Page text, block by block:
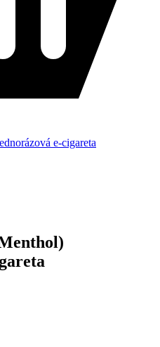
e-cigareta